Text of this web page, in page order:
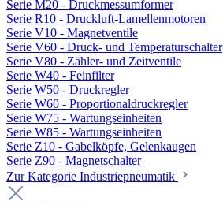
Serie M20 - Druckmessumformer
Serie R10 - Druckluft-Lamellenmotoren
Serie V10 - Magnetventile
Serie V60 - Druck- und Temperaturschalter
Serie V80 - Zähler- und Zeitventile
Serie W40 - Feinfilter
Serie W50 - Druckregler
Serie W60 - Proportionaldruckregler
Serie W75 - Wartungseinheiten
Serie W85 - Wartungseinheiten
Serie Z10 - Gabelköpfe, Gelenkaugen
Serie Z90 - Magnetschalter
Zur Kategorie Industriepneumatik